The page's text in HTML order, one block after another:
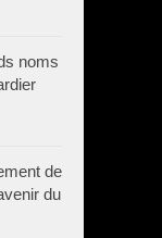
noms
de
du